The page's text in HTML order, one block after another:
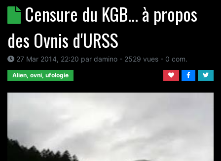
Censure du KGB... à propos
des Ovnis d'URSS
27 Mar 2014, 22:20 par damino - 2529 vues - 0 com.
Alien, ovni, ufologie